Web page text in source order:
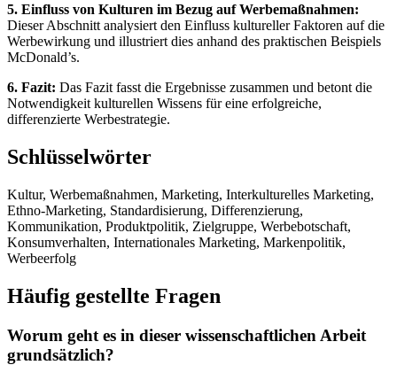
5. Einfluss von Kulturen im Bezug auf Werbemaßnahmen:
Dieser Abschnitt analysiert den Einfluss kultureller Faktoren auf die
Werbewirkung und illustriert dies anhand des praktischen Beispiels
McDonald’s.
6. Fazit: Das Fazit fasst die Ergebnisse zusammen und betont die
Notwendigkeit kulturellen Wissens für eine erfolgreiche,
differenzierte Werbestrategie.
Schlüsselwörter
Kultur, Werbemaßnahmen, Marketing, Interkulturelles Marketing,
Ethno-Marketing, Standardisierung, Differenzierung,
Kommunikation, Produktpolitik, Zielgruppe, Werbebotschaft,
Konsumverhalten, Internationales Marketing, Markenpolitik,
Werbeerfolg
Häufig gestellte Fragen
Worum geht es in dieser wissenschaftlichen Arbeit
grundsätzlich?